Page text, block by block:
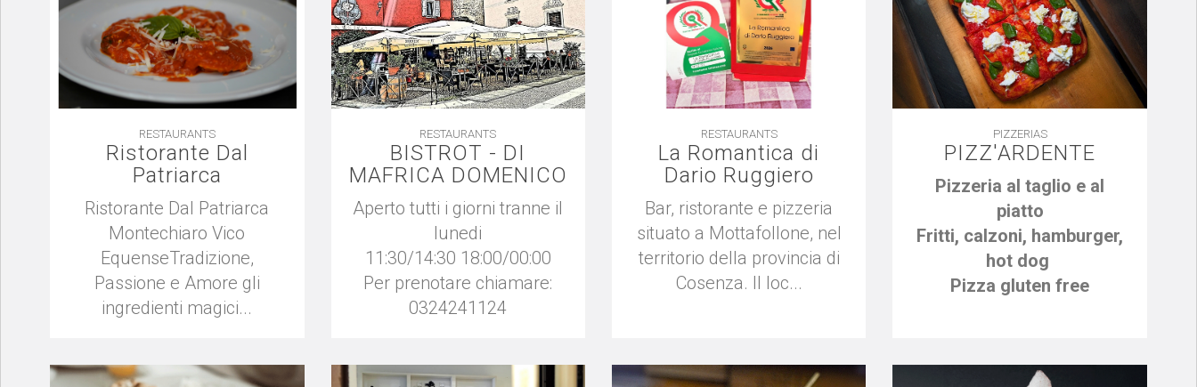
RESTAURANTS
Ristorante Dal
Patriarca
Ristorante Dal Patriarca
Montechiaro Vico
EquenseTradizione,
Passione e Amore gli
ingredienti magici...
RESTAURANTS
BISTROT - DI
MAFRICA DOMENICO
Aperto tutti i giorni tranne il
lunedi
11:30/14:30 18:00/00:00
Per prenotare chiamare:
0324241124
RESTAURANTS
La Romantica di
Dario Ruggiero
Bar, ristorante e pizzeria
situato a Mottafollone, nel
territorio della provincia di
Cosenza. Il loc...
PIZZERIAS
PIZZ'ARDENTE
Pizzeria al taglio e al
piatto
Fritti, calzoni, hamburger,
hot dog
Pizza gluten free